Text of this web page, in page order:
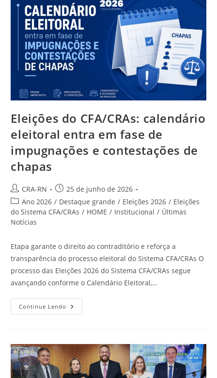
RBA
Marca
Nova
Fase
Editorial
Da
Publicação
Eleições do CFA/CRAs: calendário
eleitoral entra em fase de
impugnações e contestações de
chapas
Autor
do
post:
CRA-RN
Post
publicado:
25 de junho de 2026
Categoria
do
post:
Ano 2026 / Destaque grande / Eleições 2026 / Eleições
do Sistema CFA/CRAs / HOME / Institucional / Últimas
Notícias
Etapa garante o direito ao contraditório e reforça a
transparência do processo eleitoral do Sistema CFA/CRAs O
processo das Eleições 2026 do Sistema CFA/CRAs segue
avançando conforme o Calendário Eleitoral,…
Continue Lendo Eleições
Do
Fase
De
Impugnações
E